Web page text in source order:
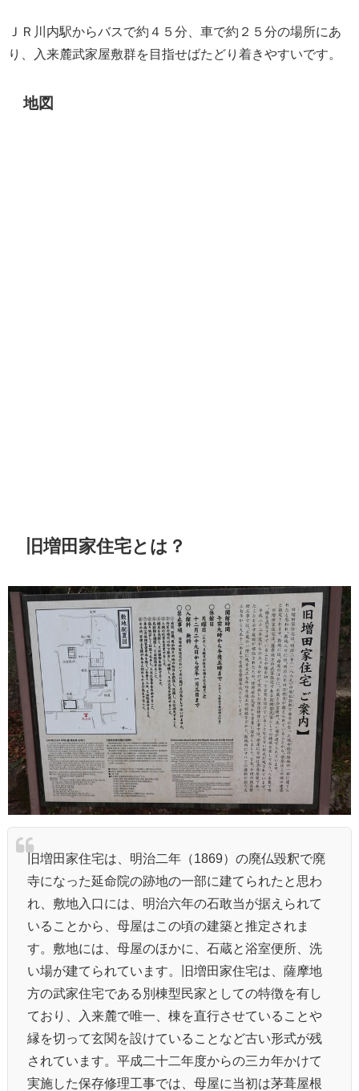
ＪＲ川内駅からバスで約４５分、車で約２５分の場所にあ
り、入来麓武家屋敷群を目指せばたどり着きやすいです。
地図
旧増田家住宅とは？
旧増田家住宅は、明治二年（1869）の廃仏毀釈で廃
寺になった延命院の跡地の一部に建てられたと思わ
れ、敷地入口には、明治六年の石敢当が据えられて
いることから、母屋はこの頃の建築と推定されま
す。敷地には、母屋のほかに、石蔵と浴室便所、洗
い場が建てられています。旧増田家住宅は、薩摩地
方の武家住宅である別棟型民家としての特徴を有し
ており、入来麓で唯一、棟を直行させていることや
縁を切って玄関を設けていることなど古い形式が残
されています。平成二十二年度からの三カ年かけて
実施した保存修理工事では、母屋に当初は茅葺屋根